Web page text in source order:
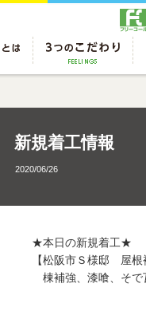
新規着工情報
2020/06/26
★本日の新規着工★
【松阪市Ｓ様邸 屋根
棟補強、漆喰、そで